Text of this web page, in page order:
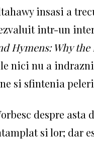
insasi a
intr-un
Hymens: Why
nici nu a
si sfintenia
despre
si lor; dar